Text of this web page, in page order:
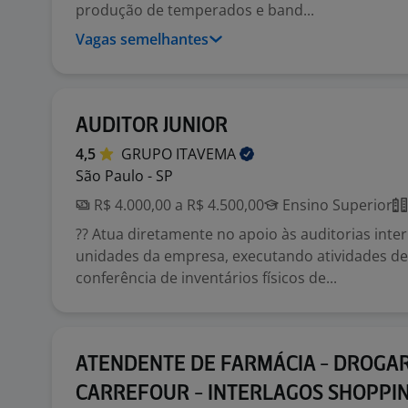
produção de temperados e band...
Vagas semelhantes
AUDITOR JUNIOR
4,5 GRUPO ITAVEMA
São Paulo - SP
R$ 4.000,00 a R$ 4.500,00
Ensino Superior
?? Atua diretamente no apoio às auditorias
unidades da empresa, executando atividades de
conferência de inventários físicos de...
ATENDENTE DE FARMÁCIA -
CARREFOUR - INTERLAGOS